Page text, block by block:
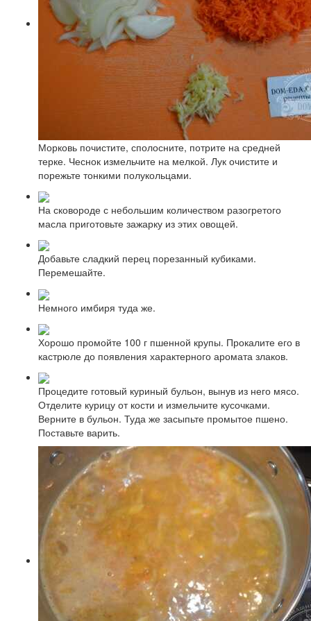
Морковь почистите, сполосните, потрите на средней
терке. Чеснок измельчите на мелкой. Лук очистите и
порежьте тонкими полукольцами.
На сковороде с небольшим количеством разогретого
масла приготовьте зажарку из этих овощей.
Добавьте сладкий перец порезанный кубиками.
Перемешайте.
Немного имбиря туда же.
Хорошо промойте 100 г пшенной крупы. Прокалите его в
кастрюле до появления характерного аромата злаков.
Процедите готовый куриный бульон, вынув из него мясо.
Отделите курицу от кости и измельчите кусочками.
Верните в бульон. Туда же засыпьте промытое пшено.
Поставьте варить.